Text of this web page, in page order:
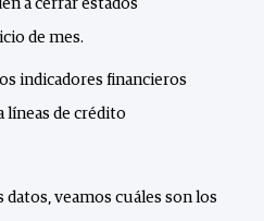
a cerrar estados
de mes.
indicadores financieros
líneas de crédito
veamos cuáles son los